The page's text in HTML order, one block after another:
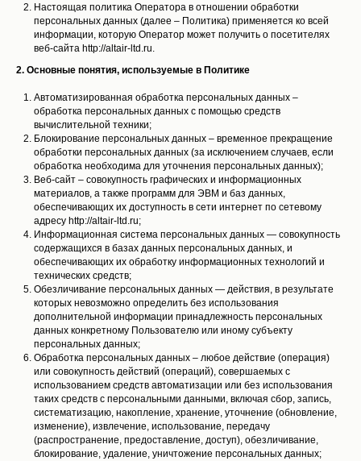
Настоящая политика Оператора в отношении обработки
персональных данных (далее – Политика) применяется ко всей
информации, которую Оператор может получить о посетителях
веб-сайта http://altair-ltd.ru.
2. Основные понятия, используемые в Политике
Автоматизированная обработка персональных данных –
обработка персональных данных с помощью средств
вычислительной техники;
Блокирование персональных данных – временное прекращение
обработки персональных данных (за исключением случаев, если
обработка необходима для уточнения персональных данных);
Веб-сайт – совокупность графических и информационных
материалов, а также программ для ЭВМ и баз данных,
обеспечивающих их доступность в сети интернет по сетевому
адресу http://altair-ltd.ru;
Информационная система персональных данных — совокупность
содержащихся в базах данных персональных данных, и
обеспечивающих их обработку информационных технологий и
технических средств;
Обезличивание персональных данных — действия, в результате
которых невозможно определить без использования
дополнительной информации принадлежность персональных
данных конкретному Пользователю или иному субъекту
персональных данных;
Обработка персональных данных – любое действие (операция)
или совокупность действий (операций), совершаемых с
использованием средств автоматизации или без использования
таких средств с персональными данными, включая сбор, запись,
систематизацию, накопление, хранение, уточнение (обновление,
изменение), извлечение, использование, передачу
(распространение, предоставление, доступ), обезличивание,
блокирование, удаление, уничтожение персональных данных;